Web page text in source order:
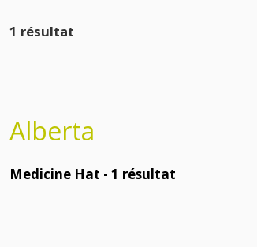
1 résultat
Alberta
Medicine Hat - 1 résultat